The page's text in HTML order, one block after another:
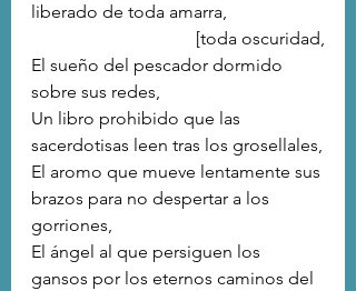
liberado de toda amarra,
[toda oscuridad,
El sueño del pescador dormido
sobre sus redes,
Un libro prohibido que las
sacerdotisas leen tras los grosellales,
El aromo que mueve lentamente sus
brazos para no despertar a los
gorriones,
El ángel al que persiguen los
gansos por los eternos caminos del